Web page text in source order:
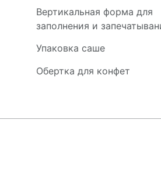
Вертикальная форма для
заполнения и
Упаковка саше
Обертка для конфет